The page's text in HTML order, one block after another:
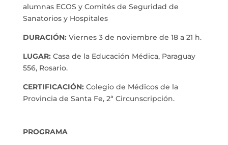
alumnas ECOS y Comités de Seguridad de
Sanatorios y Hospitales
DURACIÓN: Viernes 3 de noviembre de 18 a 21 h.
LUGAR: Casa de la Educación Médica, Paraguay
556, Rosario.
CERTIFICACIÓN: Colegio de Médicos de la
Provincia de Santa Fe, 2ª Circunscripción.
PROGRAMA